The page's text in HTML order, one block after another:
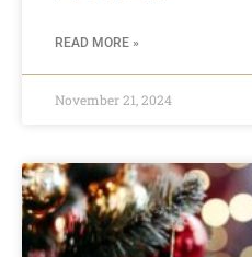
READ MORE »
November 21, 2024